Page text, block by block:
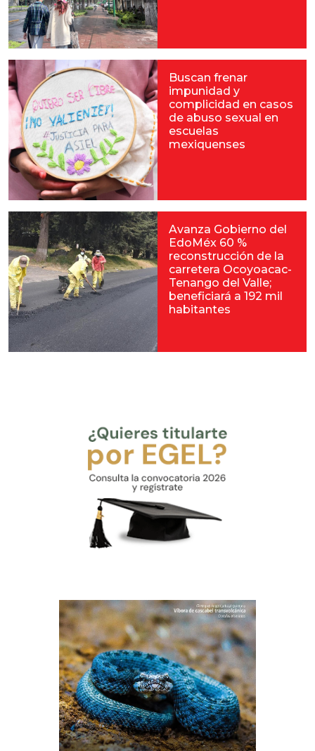
Buscan frenar
impunidad y
complicidad en casos
de abuso sexual en
escuelas
mexiquenses
Avanza Gobierno del
EdoMéx 60 %
reconstrucción de la
carretera Ocoyoacac-
Tenango del Valle;
beneficiará a 192 mil
habitantes